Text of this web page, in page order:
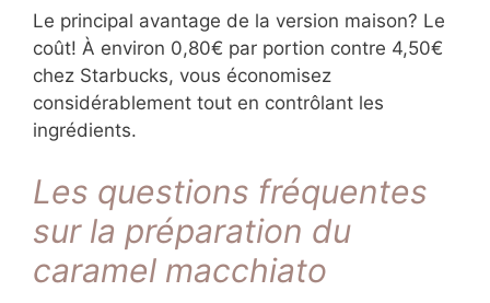
Le principal avantage de la version maison? Le
coût! À environ 0,80€ par portion contre 4,50€
chez Starbucks, vous économisez
considérablement tout en contrôlant les
ingrédients.
Les questions fréquentes
sur la préparation du
caramel macchiato